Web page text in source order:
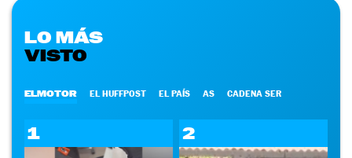
LO MÁS
VISTO
ELMOTOR EL HUFFPOST EL PAÍS AS CADENA SER
1 2